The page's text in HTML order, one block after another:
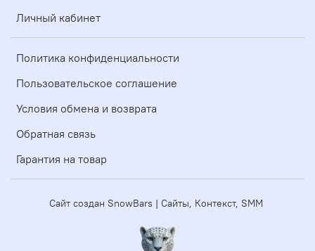
Личный кабинет
Политика конфиденциальности
Пользовательское соглашение
Условия обмена и возврата
Обратная связь
Гарантия на товар
Сайт создан SnowBars | Сайты, Контекст, SMM